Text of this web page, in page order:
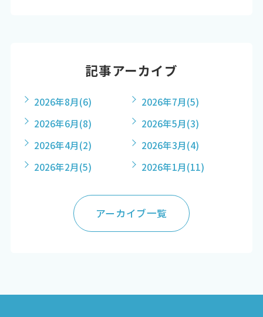
記事アーカイブ
2026年8月(6) 2026年7月(5)
2026年6月(8) 2026年5月(3)
2026年4月(2) 2026年3月(4)
2026年2月(5) 2026年1月(11)
アーカイブ一覧